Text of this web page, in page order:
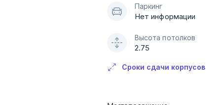
Паркинг
Нет информации
Высота потолков
2.75
Сроки сдачи корпусов